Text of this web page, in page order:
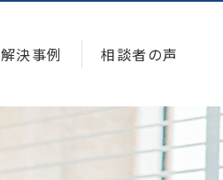
解決事例 相談者の声